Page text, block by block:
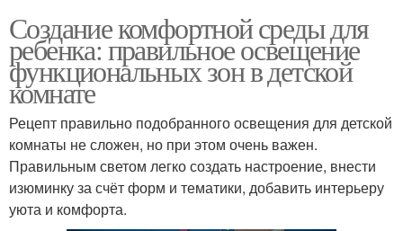
Создание комфортной среды для
ребенка: правильное освещение
функциональных зон в детской
комнате
Рецепт правильно подобранного освещения для детской
комнаты не сложен, но при этом очень важен.
Правильным светом легко создать настроение, внести
изюминку за счёт форм и тематики, добавить интерьеру
уюта и комфорта.